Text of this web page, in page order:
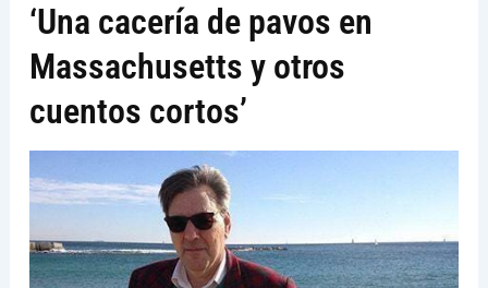
‘Una cacería de pavos en
Massachusetts y otros
cuentos cortos’